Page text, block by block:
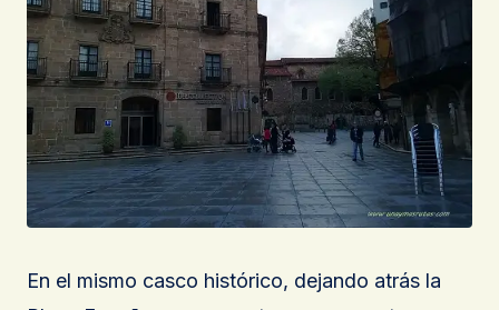
En el mismo casco histórico, dejando atrás la